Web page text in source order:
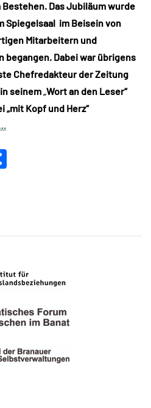
Das Jubiläum wurde
Spiegelsaal im Beisein von
Mitarbeitern und
begangen. Dabei war übrigens
Chefredakteur der Zeitung
seinem Wort an den Leser“
Kopf und Herz“